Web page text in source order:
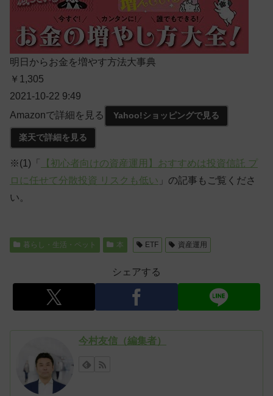
明日からお金を増やす方法大事典
￥1,305
2021-10-22 9:49
Amazonで詳細を見る
Yahoo!ショッピングで見る
楽天で詳細を見る
※(1)「
【初心者向けの資産運用】おすすめは投資信託 プ
ロに任せて分散投資 リスクも低い 」の記事もご覧くださ
い。
暮らし・生活・ペット 本 ETF 資産運用
シェアする
今村友信（編集者）